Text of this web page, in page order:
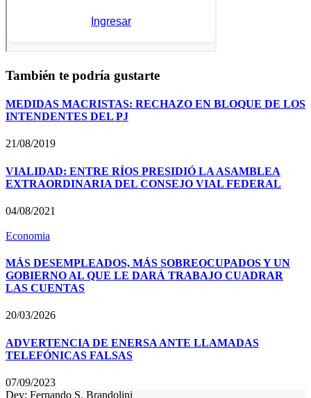
También te podría gustarte
MEDIDAS MACRISTAS: RECHAZO EN BLOQUE DE LOS
INTENDENTES DEL PJ
21/08/2019
VIALIDAD: ENTRE RÍOS PRESIDIÓ LA ASAMBLEA
EXTRAORDINARIA DEL CONSEJO VIAL FEDERAL
04/08/2021
Economia
MÁS DESEMPLEADOS, MÁS SOBREOCUPADOS Y UN
GOBIERNO AL QUE LE DARÁ TRABAJO CUADRAR
LAS CUENTAS
20/03/2026
ADVERTENCIA DE ENERSA ANTE LLAMADAS
TELEFÓNICAS FALSAS
07/09/2023
Dev: Fernando S. Brandolini